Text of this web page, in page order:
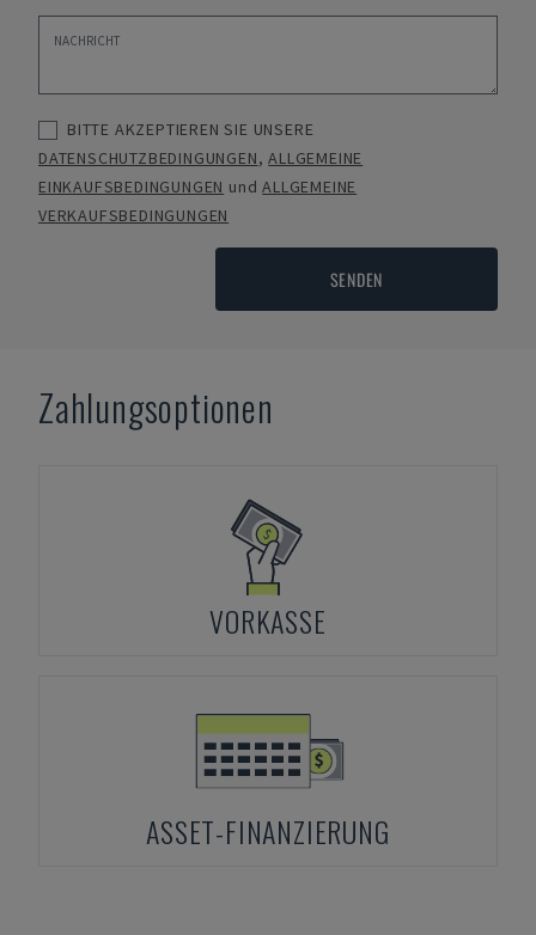
BITTE AKZEPTIEREN SIE UNSERE
DATENSCHUTZBEDINGUNGEN,ALLGEMEINE
EINKAUFSBEDINGUNGEN undALLGEMEINE
VERKAUFSBEDINGUNGEN
SENDEN
Zahlungsoptionen
VORKASSE
ASSET-FINANZIERUNG